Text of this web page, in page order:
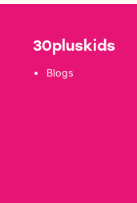
30pluskids
Blogs